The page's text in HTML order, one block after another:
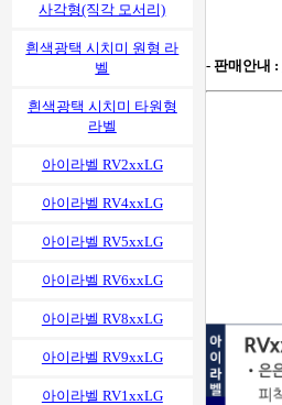
사각형(직각 모서리)
흰색광택 시치미 원형 라
벨
흰색광택 시치미 타원형
라벨
아이라벨 RV2xxLG
아이라벨 RV4xxLG
아이라벨 RV5xxLG
아이라벨 RV6xxLG
아이라벨 RV8xxLG
아이라벨 RV9xxLG
아이라벨 RV1xxLG
- 판매안내 :